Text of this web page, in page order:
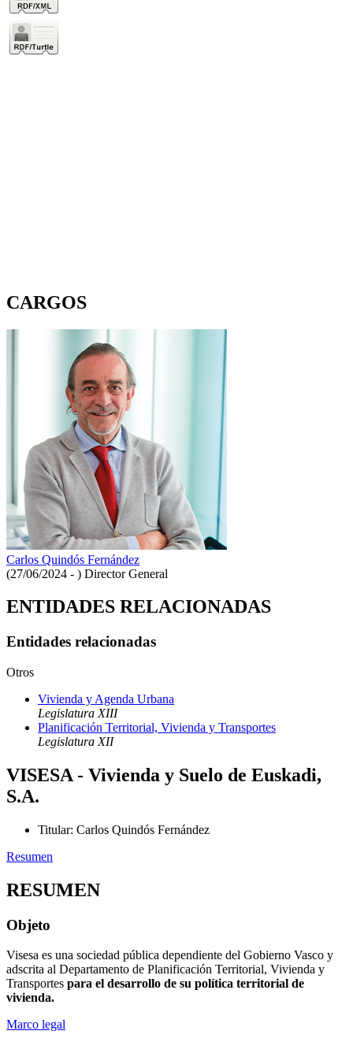
CARGOS
Carlos Quindós Fernández
(27/06/2024 - ) Director General
ENTIDADES RELACIONADAS
Entidades relacionadas
Otros
Vivienda y Agenda Urbana
Legislatura XIII
Planificación Territorial, Vivienda y Transportes
Legislatura XII
VISESA - Vivienda y Suelo de Euskadi,
S.A.
Titular: Carlos Quindós Fernández
Resumen
RESUMEN
Objeto
Visesa es una sociedad pública dependiente del Gobierno Vasco y
adscrita al Departamento de Planificación Territorial, Vivienda y
Transportes para el desarrollo de su política territorial de
vivienda.
Marco legal